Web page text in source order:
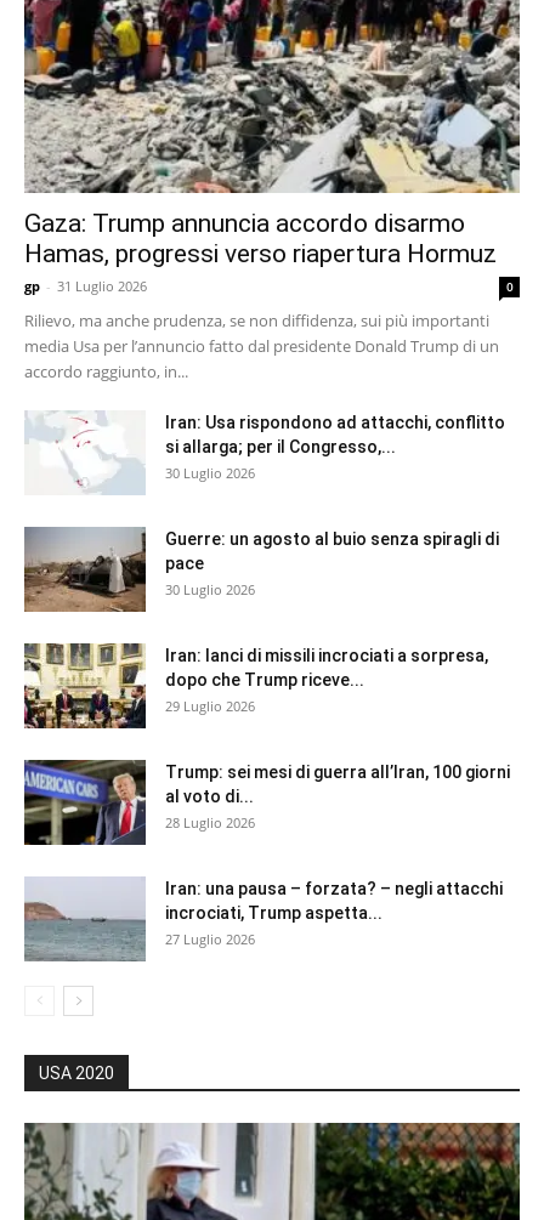
Gaza: Trump annuncia accordo disarmo
Hamas, progressi verso riapertura Hormuz
gp - 31 Luglio 2026 0
Rilievo, ma anche prudenza, se non diffidenza, sui più importanti
media Usa per l’annuncio fatto dal presidente Donald Trump di un
accordo raggiunto, in...
Iran: Usa rispondono ad attacchi, conflitto
si allarga; per il Congresso,...
30 Luglio 2026
Guerre: un agosto al buio senza spiragli di
pace
30 Luglio 2026
Iran: lanci di missili incrociati a sorpresa,
dopo che Trump riceve...
29 Luglio 2026
Trump: sei mesi di guerra all’Iran, 100 giorni
al voto di...
28 Luglio 2026
Iran: una pausa – forzata? – negli attacchi
incrociati, Trump aspetta...
27 Luglio 2026
USA 2020